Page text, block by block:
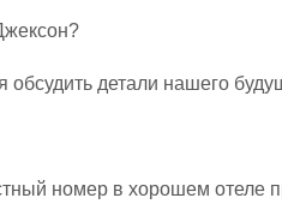
детали нашего
номер в хорошем отеле